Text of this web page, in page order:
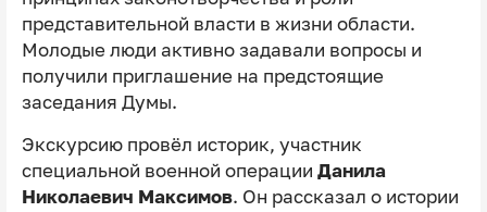
представительной власти в жизни области.
Молодые люди активно задавали вопросы и
получили приглашение на предстоящие
заседания Думы.
Экскурсию провёл историк, участник
специальной военной операции Данила
Николаевич Максимов. Он рассказал о истории